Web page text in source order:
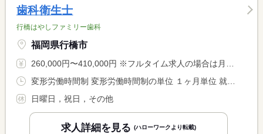
歯科衛生士
行橋はやしファミリー歯科
福岡県行橋市
260,000円〜410,000円 ※フルタイム求人の場合は月額（換算額）、パート求人の場合は時間額を表示しています。
日曜日，祝日，その他
求人詳細を見る (ハローワークより転載)